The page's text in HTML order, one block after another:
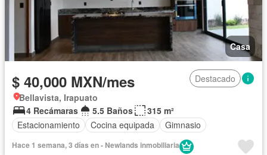
Casa
$ 40,000 MXN/mes
Destacado
Bellavista, Irapuato
4 Recámaras
5.5 Baños
315 m²
Estacionamiento
Cocina equipada Gimnasio
Hace 1 semana, 3 días en - Newlands inmobiliaria